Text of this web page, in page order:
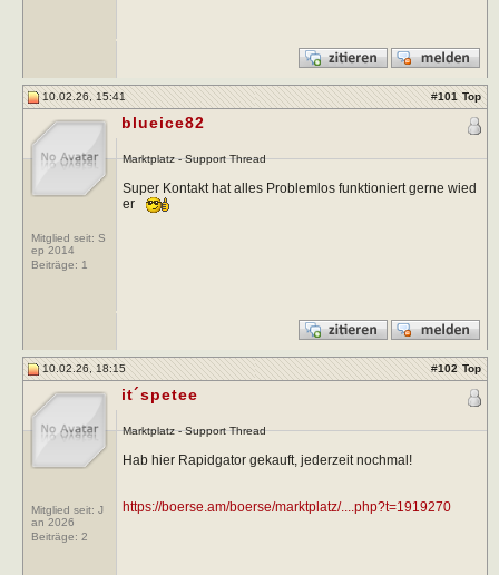
10.02.26, 15:41 #101 Top
Mitglied seit: S
ep 2014
Beiträge: 1
blueice82
Marktplatz - Support Thread
Super Kontakt hat alles Problemlos funktioniert gerne wied
er
10.02.26, 18:15 #102 Top
Mitglied seit: J
an 2026
Beiträge: 2
it´spetee
Marktplatz - Support Thread
Hab hier Rapidgator gekauft, jederzeit nochmal!
https://boerse.am/boerse/marktplatz/....php?t=1919270